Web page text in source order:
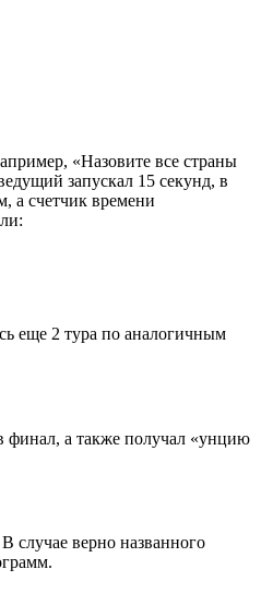
«Назовите все страны
запускал 15 секунд, в
а счетчик времени
еще 2 тура по аналогичным
финал, а также получал «унцию
случае верно названного